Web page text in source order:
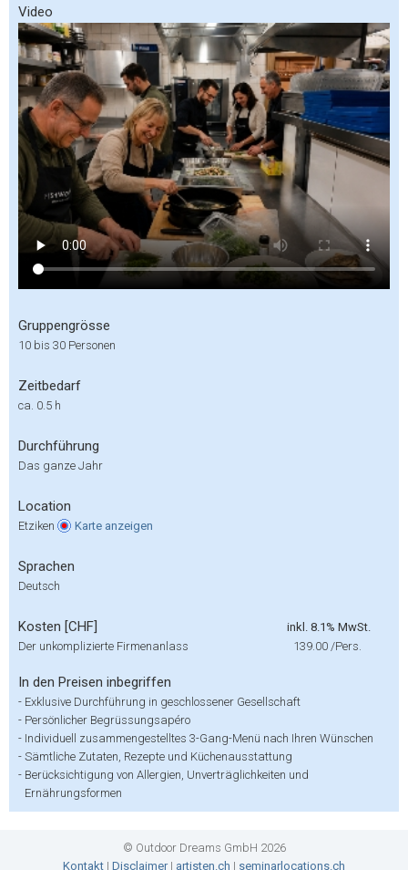
Video
Gruppengrösse
10 bis 30 Personen
Zeitbedarf
ca. 0.5 h
Durchführung
Das ganze Jahr
Location
Etziken Karte anzeigen
Sprachen
Deutsch
Kosten [CHF]
inkl. 8.1% MwSt.
Der unkomplizierte Firmenanlass
139.00 /Pers.
In den Preisen inbegriffen
- Exklusive Durchführung in geschlossener Gesellschaft
- Persönlicher Begrüssungsapéro
- Individuell zusammengestelltes 3-Gang-Menü nach Ihren Wünschen
- Sämtliche Zutaten, Rezepte und Küchenausstattung
- Berücksichtigung von Allergien, Unverträglichkeiten und
Ernährungsformen
© Outdoor Dreams GmbH 2026
Kontakt | Disclaimer| artisten.ch | seminarlocations.ch